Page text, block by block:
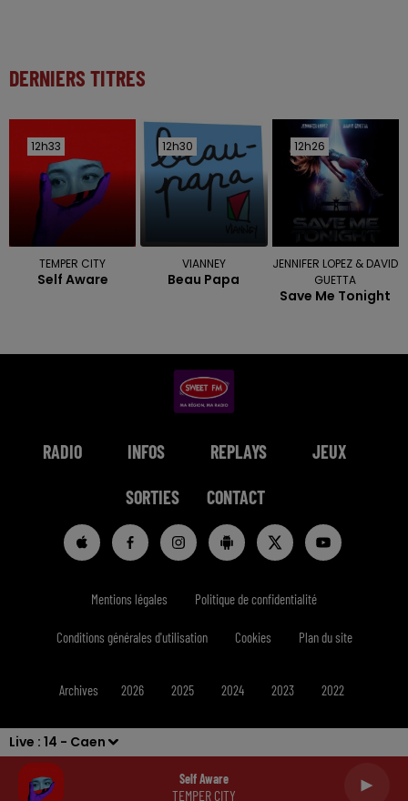
Live : 14 - Caen
Self Aware
TEMPER CITY
DERNIERS TITRES
12h33
12h33
TEMPER CITY
Self Aware
12h30
12h30
VIANNEY
Beau Papa
12h26
12h26
JENNIFER LOPEZ & DAVID
GUETTA
Save Me Tonight
RADIO INFOS REPLAYS JEUX
SORTIES CONTACT
Mentions légales Politique de confidentialité
Conditions générales d'utilisation Cookies Plan du site
Archives 2026 2025 2024 2023 2022